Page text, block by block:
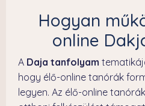
Hogyan
online
A Daja tanfolyam
hogy élő-online tanórák
legyen. Az élő-online